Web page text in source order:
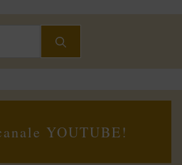
YOUTUBE!